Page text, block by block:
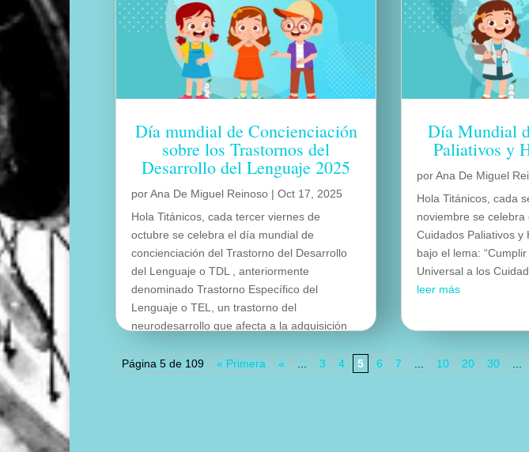
Día mundial de Concienciación
sobre los Trastornos del
Desarrollo del Lenguaje 2025
porAna De Miguel Reinoso |Oct 17, 2025
Hola Titánicos, cada tercer viernes de
octubre se celebra el día mundial de
concienciación del Trastorno del Desarrollo
del Lenguaje o TDL , anteriormente
denominado Trastorno Específico del
Lenguaje o TEL, un trastorno del
neurodesarrollo que afecta a la adquisición
hasta la edad adulta.
Día Mundial
Paliativos y
porAna De Miguel
Hola Titánicos, cada
noviembre se
Cuidados Paliativos y
bajo el lema:
Universal a los
leer más
Página 5 de 109 « Primera « 3 4 5 6 7 10 20 30